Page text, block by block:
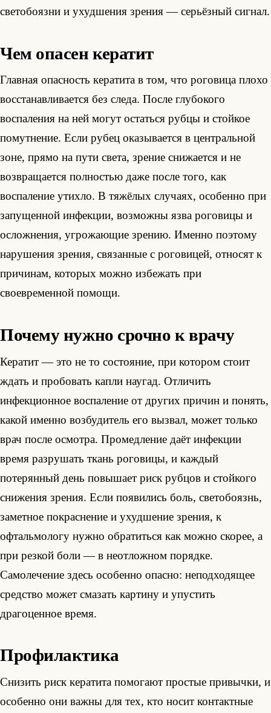
светобоязни и ухудшения зрения — серьёзный сигнал.
Чем опасен кератит
Главная опасность кератита в том, что роговица плохо
восстанавливается без следа. После глубокого
воспаления на ней могут остаться рубцы и стойкое
помутнение. Если рубец оказывается в центральной
зоне, прямо на пути света, зрение снижается и не
возвращается полностью даже после того, как
воспаление утихло. В тяжёлых случаях, особенно при
запущенной инфекции, возможны язва роговицы и
осложнения, угрожающие зрению. Именно поэтому
нарушения зрения, связанные с роговицей, относят к
причинам, которых можно избежать при
своевременной помощи.
Почему нужно срочно к врачу
Кератит — это не то состояние, при котором стоит
ждать и пробовать капли наугад. Отличить
инфекционное воспаление от других причин и понять,
какой именно возбудитель его вызвал, может только
врач после осмотра. Промедление даёт инфекции
время разрушать ткань роговицы, и каждый
потерянный день повышает риск рубцов и стойкого
снижения зрения. Если появились боль, светобоязнь,
заметное покраснение и ухудшение зрения, к
офтальмологу нужно обратиться как можно скорее, а
при резкой боли — в неотложном порядке.
Самолечение здесь особенно опасно: неподходящее
средство может смазать картину и упустить
драгоценное время.
Профилактика
Снизить риск кератита помогают простые привычки, и
особенно они важны для тех, кто носит контактные